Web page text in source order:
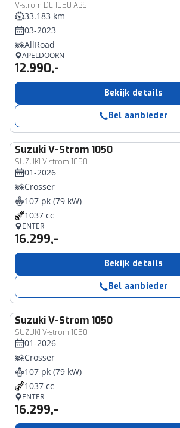
V-strom DL 1050 ABS
33.183 km
03-2023
AllRoad
APELDOORN
12.990,-
Bekijk details
Bel aanbieder
SuzukiV-Strom 1050
SUZUKI V-strom 1050
01-2026
Crosser
107 pk (79 kW)
1037 cc
ENTER
16.299,-
Bekijk details
Bel aanbieder
SuzukiV-Strom 1050
SUZUKI V-strom 1050
01-2026
Crosser
107 pk (79 kW)
1037 cc
ENTER
16.299,-